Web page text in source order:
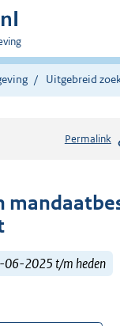
Uitgebreid
Permalink
06-2025 t/m heden